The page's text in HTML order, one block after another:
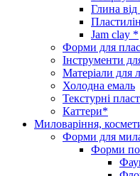
Глина
Jam clay *
Форми для
Інструменти
Матеріали для
Холодна емаль
Текстурні
Каттери*
Миловаріння,
Форми для
Форми